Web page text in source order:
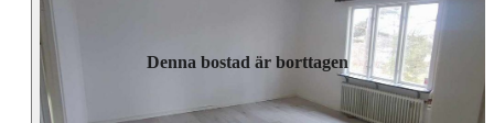
Denna bostad är borttagen